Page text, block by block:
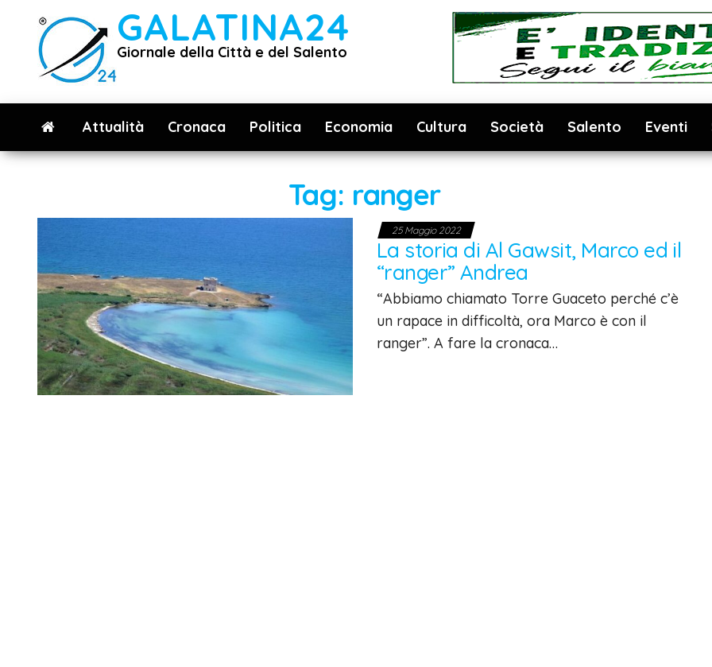
contenuto
GALATINA24
Giornale della Città e del Salento
Attualità Cronaca Politica Economia Cultura Società Salento Eventi
Tag: ranger
25 Maggio 2022
La storia di Al Gawsit, Marco ed il
“ranger” Andrea
“Abbiamo chiamato Torre Guaceto perché c’è
un rapace in difficoltà, ora Marco è con il
ranger”. A fare la cronaca…